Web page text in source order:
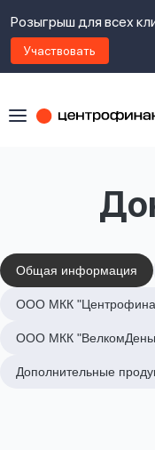
Розыгрыш для всех
Участвовать
Общая информация
ООО МКК
ООО МКК
Дополнительные
ознакомлен
предоставления
займов,
политикой
сайта,
согласие
обработку